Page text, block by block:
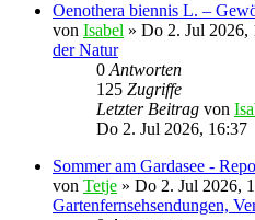
Oenothera biennis L. –
von Isabel » Do 2. Jul 2026,
der Natur
0 Antworten
125 Zugriffe
Letzter Beitrag von
Do 2. Jul 2026, 16:37
Sommer am Gardasee -
von Tetje » Do 2. Jul 2026,
Gartenfernsehsendungen,